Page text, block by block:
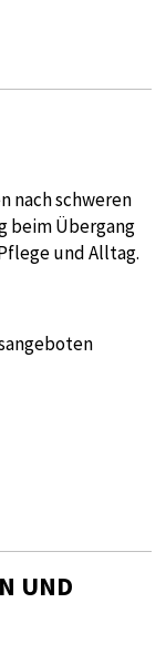
nach schweren
beim Übergang
und Alltag.
UND